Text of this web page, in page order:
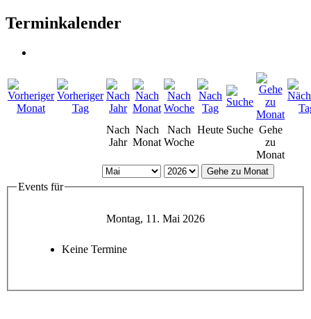
Terminkalender
Nach
Jahr
Nach
Monat
Nach
Woche
Heute Suche Gehe
zu
Monat
Gehe zu Monat
Events für
Montag, 11. Mai 2026
Keine Termine